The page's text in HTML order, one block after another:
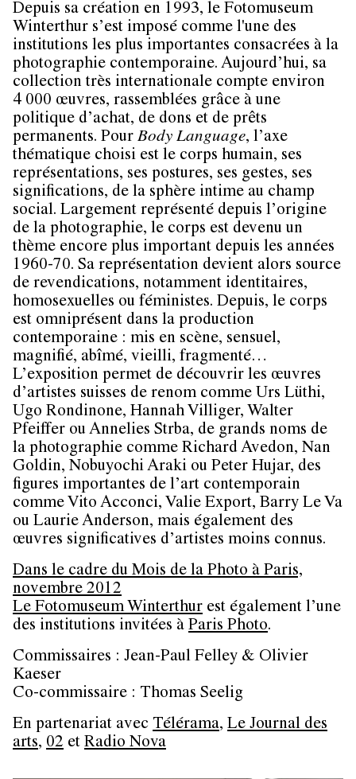
Depuis sa création en 1993, le Fotomuseum
Winterthur s’est imposé comme l'une des
institutions les plus importantes consacrées à la
photographie contemporaine. Aujourd’hui, sa
collection très internationale compte environ
4 000 œuvres, rassemblées grâce à une
politique d’achat, de dons et de prêts
permanents. Pour Body Language, l’axe
thématique choisi est le corps humain, ses
représentations, ses postures, ses gestes, ses
significations, de la sphère intime au champ
social. Largement représenté depuis l’origine
de la photographie, le corps est devenu un
thème encore plus important depuis les années
1960-70. Sa représentation devient alors source
de revendications, notamment identitaires,
homosexuelles ou féministes. Depuis, le corps
est omniprésent dans la production
contemporaine : mis en scène, sensuel,
magnifié, abîmé, vieilli, fragmenté…
L’exposition permet de découvrir les œuvres
d’artistes suisses de renom comme Urs Lüthi,
Ugo Rondinone, Hannah Villiger, Walter
Pfeiffer ou Annelies Strba, de grands noms de
la photographie comme Richard Avedon, Nan
Goldin, Nobuyochi Araki ou Peter Hujar, des
figures importantes de l’art contemporain
comme Vito Acconci, Valie Export, Barry Le Va
ou Laurie Anderson, mais également des
œuvres significatives d’artistes moins connus.
Dans le cadre du Mois de la Photo à Paris,
novembre 2012
Le Fotomuseum Winterthur est également l’une
des institutions invitées à Paris Photo.
Commissaires : Jean-Paul Felley & Olivier
Kaeser
Co-commissaire : Thomas Seelig
En partenariat avec Télérama, Le Journal des
arts, 02 et Radio Nova